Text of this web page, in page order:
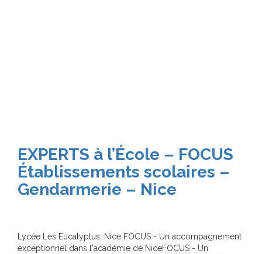
EXPERTS à l’École – FOCUS
Établissements scolaires –
Gendarmerie – Nice
Lycée Les Eucalyptus, Nice FOCUS - Un accompagnement
exceptionnel dans l'académie de NiceFOCUS - Un